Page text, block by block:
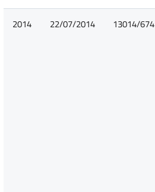
2014 22/07/2014 13014/674